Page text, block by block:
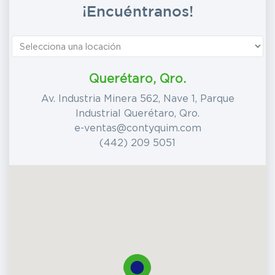
¡Encuéntranos!
Querétaro, Qro.
Av. Industria Minera 562, Nave 1, Parque
Industrial Querétaro, Qro.
e-ventas@contyquim.com
(442) 209 5051